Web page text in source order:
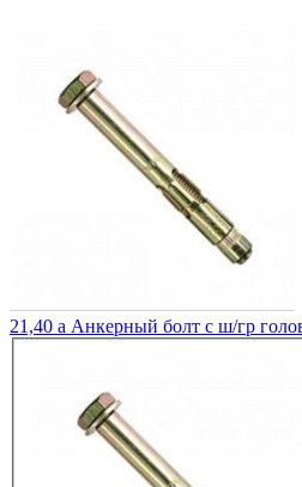
21,40 a Анкерный болт с ш/гр